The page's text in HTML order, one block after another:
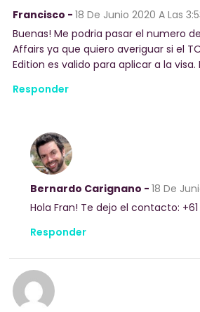
Francisco - 18 De Junio 2020 A Las
Buenas! Me podria pasar el numero
Affairs ya que quiero averiguar si el
Edition es valido para aplicar a la
Responder
Bernardo Carignano - 18 De
Hola Fran! Te dejo el contacto: +61
Responder